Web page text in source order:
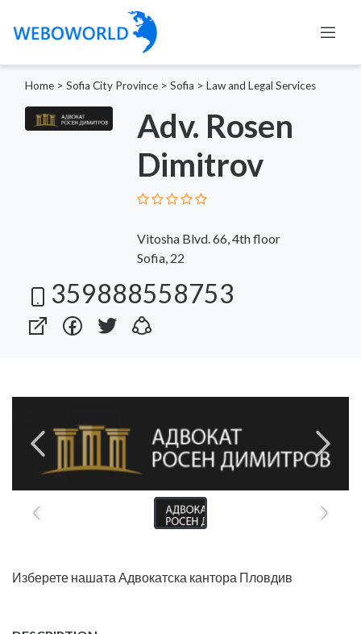
Home > Sofia City Province > Sofia > Law and Legal Services
Adv. Rosen
Dimitrov
Vitosha Blvd. 66, 4th floor
Sofia, 22
359888558753
Изберете нашата Адвокатска кантора Пловдив